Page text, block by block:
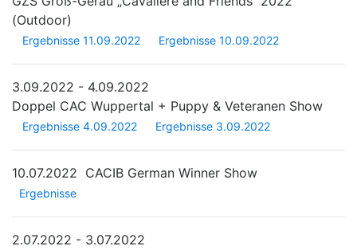
(Outdoor)
Ergebnisse 11.09.2022 Ergebnisse 10.09.2022
3.09.2022 - 4.09.2022
Doppel CAC Wuppertal + Puppy & Veteranen Show
Ergebnisse 4.09.2022 Ergebnisse 3.09.2022
10.07.2022 CACIB German Winner Show
Ergebnisse
2.07.2022 - 3.07.2022